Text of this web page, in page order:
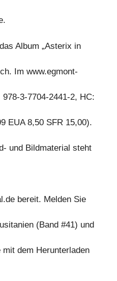
Album „Asterix in
Im www.egmont-
3-7704-2441-2, HC:
EUA 8,50 SFR 15,00).
und Bildmaterial steht
bereit. Melden Sie
(Band #41) und
dem Herunterladen